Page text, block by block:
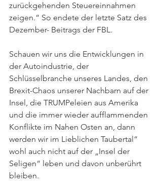
zurückgehenden Steuereinnahmen
zeigen.“ So endete der letzte Satz des
Dezember- Beitrags der FBL.
Schauen wir uns die Entwicklungen in
der Autoindustrie, der
Schlüsselbranche unseres Landes, den
Brexit-Chaos unserer Nachbarn auf der
Insel, die TRUMPeleien aus Amerika
und die immer wieder aufflammenden
Konflikte im Nahen Osten an, dann
werden wir im Lieblichen Taubertal“
wohl auch nicht auf der „Insel der
Seligen“ leben und davon unberührt
bleiben.